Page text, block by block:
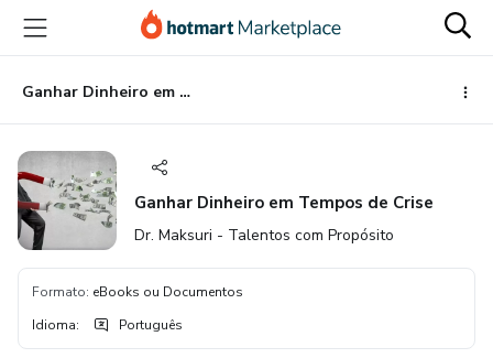
para
conteúdo
principal
para
pagamento
para
rodapé
Ganhar Dinheiro em Tempos de Crise
Ganhar Dinheiro em Tempos de Crise
Dr. Maksuri - Talentos com Propósito
Formato: eBooks ou Documentos
Idioma: Português